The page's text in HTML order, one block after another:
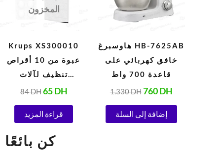
المخزون
Krups XS300010
عبوة من 10 أقراص
تنظيف لآلات
الإسبريسو
84DH65DH
قراءة المزيد
هاوسبرغ HB-7625AB
خافق كهربائي على
قاعدة 700 واط
1.330DH760DH
إضافة إلى السلة
كن بائعًا